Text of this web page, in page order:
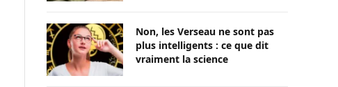
Non, les Verseau ne sont pas
plus intelligents : ce que dit
vraiment la science